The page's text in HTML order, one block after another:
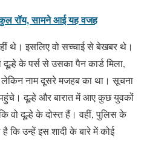
रॉय, सामने आई यह वजह
थे। इसलिए वो सच्चाई से बेखबर थे।
के पर्स से उसका पैन कार्ड मिला,
लेकिन नाम दूसरे मजहब का था। सूचना
दूल्हे और बारात में आए कुछ युवकों
वो दूल्हे के दोस्त हैं। वहीं, पुलिस के
कि उन्हें इस शादी के बारे में कोई